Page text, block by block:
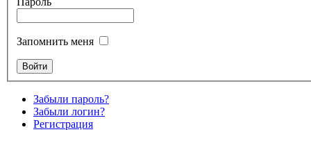
Запомнить меня
Забыли пароль?
Забыли логин?
Регистрация